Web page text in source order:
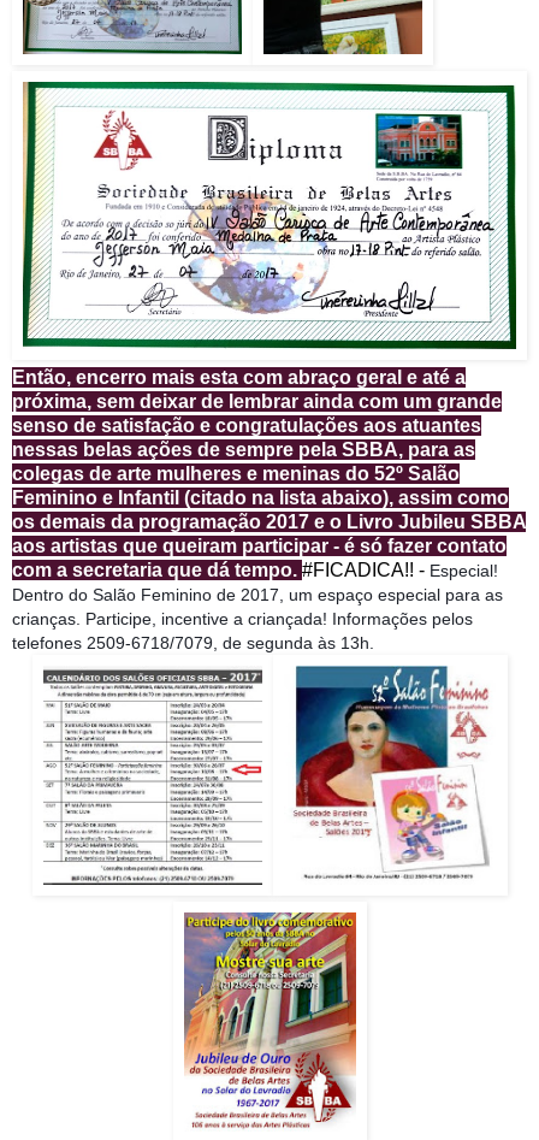
Então, encerro mais esta com abraço geral e até a
próxima, sem deixar de lembrar ainda com um grande
senso de satisfação e congratulações aos atuantes
nessas belas ações de sempre pela SBBA, para as
colegas de arte mulheres e meninas do 52º Salão
Feminino e Infantil (citado na lista abaixo), assim como
os demais da programação 2017 e o Livro Jubileu SBBA
aos artistas que queiram participar - é só fazer contato
com a secretaria que dá tempo. #FICADICA!! - Especial!
Dentro do Salão Feminino de 2017, um espaço especial para as
crianças. Participe, incentive a criançada! Informações pelos
telefones 2509-6718/7079, de segunda às 13h.